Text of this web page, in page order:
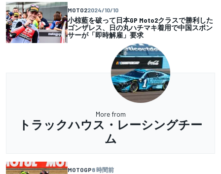
MOTO22024/10/10
小椋藍を破って日本GP Moto2クラスで勝利した
ゴンザレス、日の丸ハチマキ着用で中国スポン
サーが「即時解雇」要求
More from
トラックハウス・レーシングチー
ム
MOTOGP8 時間前